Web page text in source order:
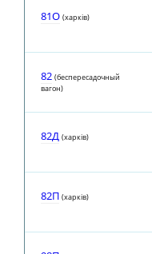
81О (харкiв)
82 (беспересадочный
вагон)
82Д (харкiв)
82П (харкiв)